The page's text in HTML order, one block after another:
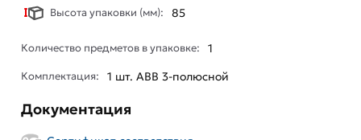
Высота упаковки (мм): 85
Количество предметов в упаковке: 1
Комплектация: 1 шт. ABB 3-полюсной
Документация